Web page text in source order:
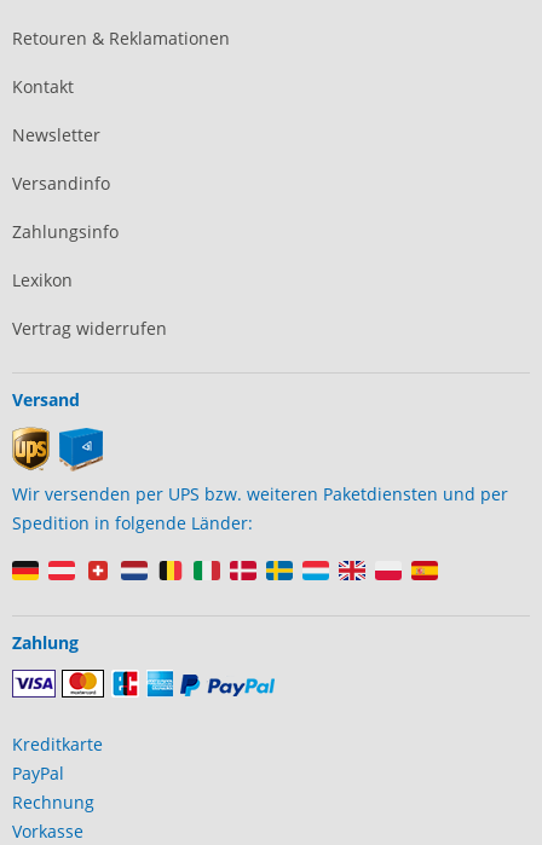
Retouren & Reklamationen
Kontakt
Newsletter
Versandinfo
Zahlungsinfo
Lexikon
Vertrag widerrufen
Versand
Wir versenden per UPS bzw. weiteren Paketdiensten und per
Spedition in folgende Länder:
Zahlung
Kreditkarte
PayPal
Rechnung
Vorkasse